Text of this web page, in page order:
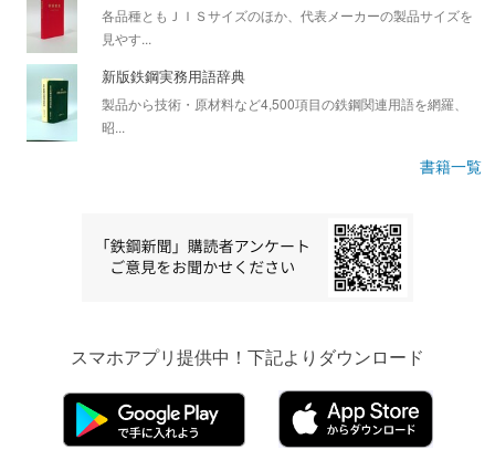
各品種ともＪＩＳサイズのほか、代表メーカーの製品サイズを
見やす...
新版鉄鋼実務用語辞典
製品から技術・原材料など4,500項目の鉄鋼関連用語を網羅、
昭...
書籍一覧
スマホアプリ提供中！下記よりダウンロード